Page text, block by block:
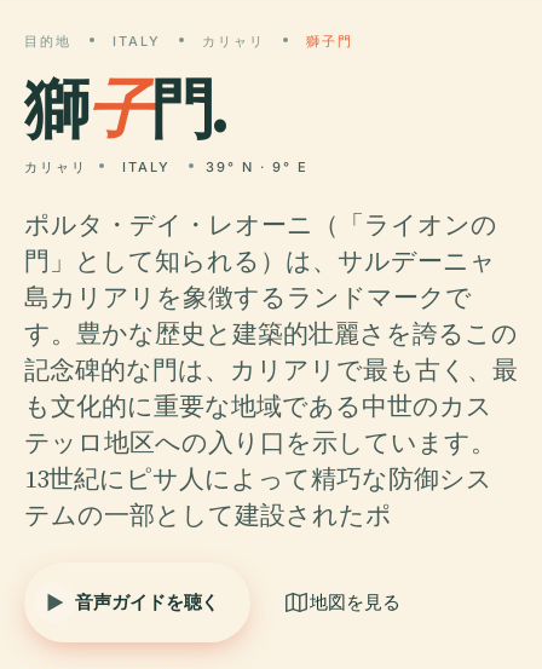
目的地 ITALY カリャリ 獅子門
獅子門.
カリャリ ITALY 39° N · 9° E
ポルタ・デイ・レオーニ（「ライオンの
門」として知られる）は、サルデーニャ
島カリアリを象徴するランドマークで
す。豊かな歴史と建築的壮麗さを誇るこの
記念碑的な門は、カリアリで最も古く、最
も文化的に重要な地域である中世のカス
テッロ地区への入り口を示しています。
13世紀にピサ人によって精巧な防御シス
テムの一部として建設されたポ
音声ガイドを聴く 地図を見る